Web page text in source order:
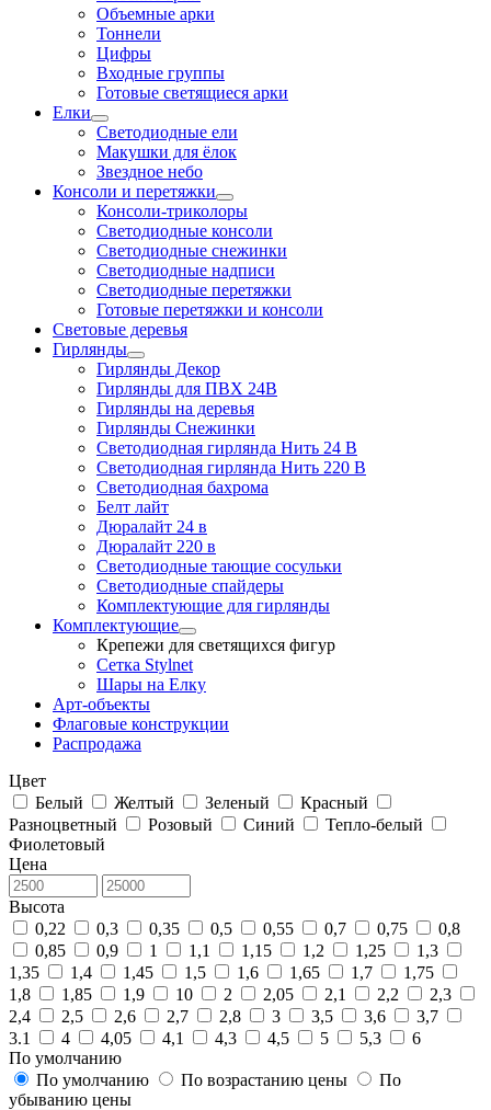
Объемные арки
Тоннели
Цифры
Входные группы
Готовые светящиеся арки
Елки
Светодиодные ели
Макушки для ёлок
Звездное небо
Консоли и перетяжки
Консоли-триколоры
Светодиодные консоли
Светодиодные снежинки
Светодиодные надписи
Светодиодные перетяжки
Готовые перетяжки и консоли
Световые деревья
Гирлянды
Гирлянды Декор
Гирлянды для ПВХ 24В
Гирлянды на деревья
Гирлянды Снежинки
Светодиодная гирлянда Нить 24 В
Светодиодная гирлянда Нить 220 В
Светодиодная бахрома
Белт лайт
Дюралайт 24 в
Дюралайт 220 в
Светодиодные тающие сосульки
Светодиодные спайдеры
Комплектующие для гирлянды
Комплектующие
Крепежи для светящихся фигур
Сетка Stylnet
Шары на Елку
Арт-объекты
Флаговые конструкции
Распродажа
Цвет
Белый
Желтый Зеленый
Красный
Разноцветный
Розовый Синий
Тепло-белый
Фиолетовый
Цена
Высота
0,22
0,3 0,35 0,5 0,55 0,7 0,75
0,8
0,85
0,9 1 1,1 1,15 1,2 1,25
1,3
1,35
1,4 1,45 1,5 1,6 1,65 1,7
1,75
1,8
1,85 1,9 10 2 2,05 2,1 2,2
2,3
2,4
2,5 2,6 2,7 2,8 3 3,5 3,6
3,7
3.1
4 4,05 4,1 4,3 4,5 5 5,3
6
По умолчанию
По умолчанию
По возрастанию цены
По
убыванию цены